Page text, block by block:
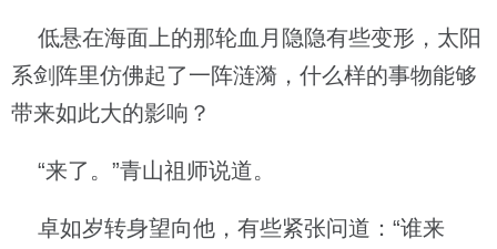
低悬在海面上的那轮血月隐隐有些变形，太阳
系剑阵里仿佛起了一阵涟漪，什么样的事物能够
带来如此大的影响？
“来了。”青山祖师说道。
卓如岁转身望向他，有些紧张问道：“谁来